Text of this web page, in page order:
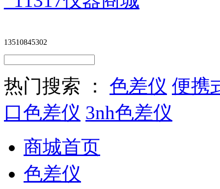
13510845302
热门搜索 ： 色差仪 便携
口色差仪 3nh色差仪
商城首页
色差仪